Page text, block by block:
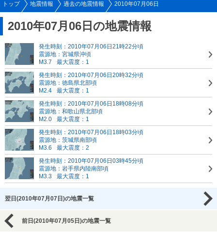
トップ 地震情報 過去の地震情報 2010年07月06日
2010年07月06日の地震情報
発生時刻：2010年07月06日21時22分頃
震源地：宮城県沖頃
M3.7
最大震度：1
発生時刻：2010年07月06日20時32分頃
震源地：徳島県北部頃
M2.4
最大震度：1
発生時刻：2010年07月06日18時08分頃
震源地：和歌山県北部頃
M2.0
最大震度：1
発生時刻：2010年07月06日18時03分頃
震源地：茨城県南部頃
M3.6
最大震度：2
発生時刻：2010年07月06日03時45分頃
震源地：岩手県内陸南部頃
M3.3
最大震度：1
翌日(2010年07月07日)の地震一覧
前日(2010年07月05日)の地震一覧